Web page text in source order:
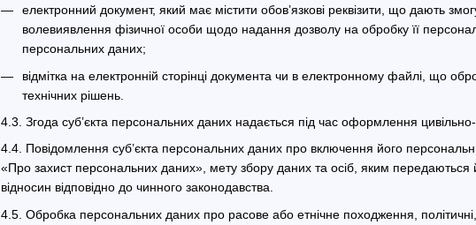
електронний документ, який має містити обов’язкові реквізити, що дають
волевиявлення фізичної особи щодо надання дозволу на обробку її
персональних даних;
відмітка на електронній сторінці документа чи в електронному файлі, що
технічних рішень.
4.3. Згода суб’єкта персональних даних надається під час оформлення
4.4. Повідомлення суб’єкта персональних даних про включення його
«Про захист персональних даних», мету збору даних та осіб, яким
відносин відповідно до чинного законодавства.
4.5. Обробка персональних даних про расове або етнічне походження, політичні,